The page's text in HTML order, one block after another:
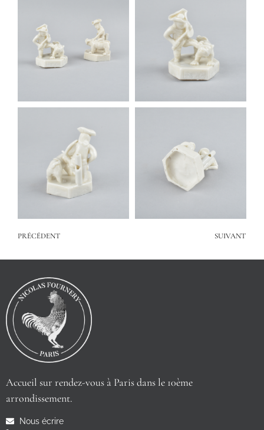
PRÉCÉDENT SUIVANT
Accueil sur rendez-vous à Paris dans le 10ème
arrondissement.
Nous écrire